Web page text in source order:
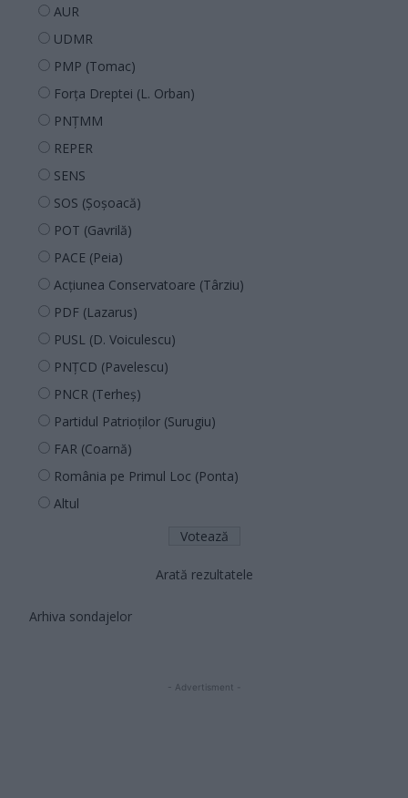
AUR
UDMR
PMP (Tomac)
Forța Dreptei (L. Orban)
PNȚMM
REPER
SENS
SOS (Șoșoacă)
POT (Gavrilă)
PACE (Peia)
Acțiunea Conservatoare (Târziu)
PDF (Lazarus)
PUSL (D. Voiculescu)
PNȚCD (Pavelescu)
PNCR (Terheș)
Partidul Patrioților (Surugiu)
FAR (Coarnă)
România pe Primul Loc (Ponta)
Altul
Arată rezultatele
Arhiva sondajelor
- Advertisment -